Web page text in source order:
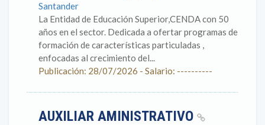
Santander
La Entidad de Educación Superior,CENDA con 50
años en el sector. Dedicada a ofertar programas de
formación de características particuladas ,
enfocadas al crecimiento del...
Publicación: 28/07/2026 - Salario: ----------
AUXILIAR AMINISTRATIVO